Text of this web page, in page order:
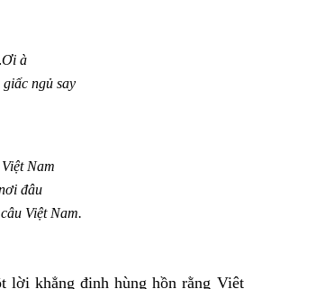
à
ngủ say
Nam
đâu
Việt Nam.
lời khẳng định hùng hồn rằng Việt